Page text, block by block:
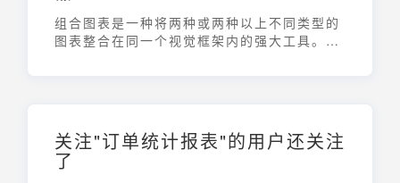
组合图表是一种将两种或两种以上不同类型的
图表整合在同一个视觉框架内的强大工具。它
解数据，从而做出更明智的决策。
关注"订单统计报表"的用户还关注
了